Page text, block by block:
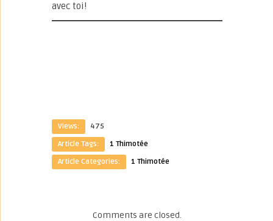
avec toi!
Views:
475
Article Tags:
1 Thimotée
Article Categories:
1 Thimotée
Comments are closed.